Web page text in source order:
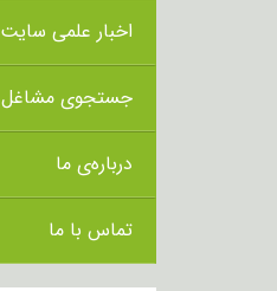
اخبار علمی سایت
جستجوی مشاغل
درباره‌ی ما
تماس با ما